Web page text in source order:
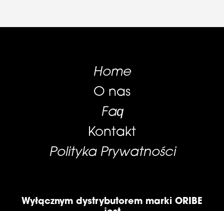
Home
O nas
Faq
Kontakt
Polityka Prywatności
Wyłącznym dystrybutorem marki ORIBE